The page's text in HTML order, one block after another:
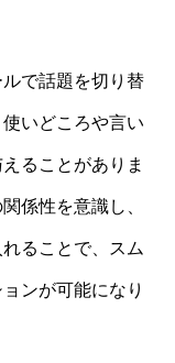
ルで話題を切り替
いどころや言い
ることがありま
係性を意識し、
ることで、スム
ンが可能になり